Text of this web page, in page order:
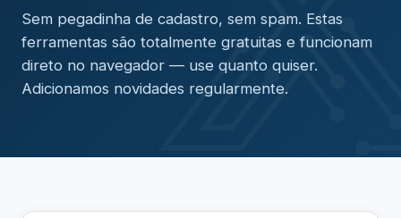
Sem pegadinha de cadastro, sem spam. Estas
ferramentas são totalmente gratuitas e funcionam
direto no navegador — use quanto quiser.
Adicionamos novidades regularmente.